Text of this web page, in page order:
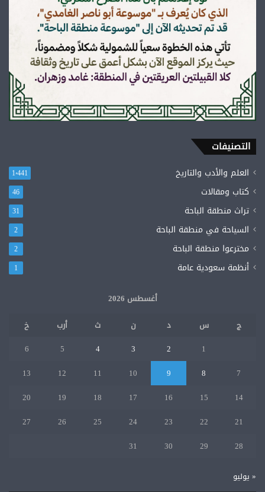
التصنيفات
العلم والأدب والتاريخ 1٬441
كتاب ومقالات 46
تراث منطقة الباحة 31
السياحة في منطقة الباحة 2
مخترعوا منطقة الباحة 2
أنظمة سعودية عامة 1
أغسطس 2026
ج
س د ن ث أرب
خ
1
2
3
4
5
6
7
8
9
10
11
12
13
14
15
16
17
18
19
20
21
22
23
24
25
26
27
28
29
30
31
« يوليو